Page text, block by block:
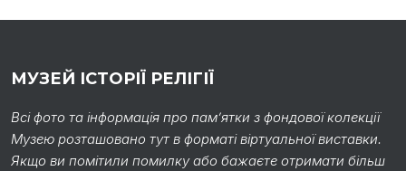
МУЗЕЙ ІСТОРІЇ РЕЛІГІЇ
Всі фото та інформація про пам’ятки з фондової колекції
Музею розташовано тут в форматі віртуальної виставки.
Якщо ви помітили помилку або бажаєте отримати більш